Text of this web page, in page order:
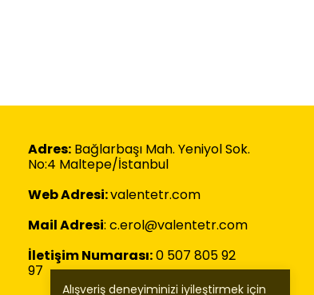
Alışveriş deneyiminizi iyileştirmek için
Adres: Bağlarbaşı Mah. Yeniyol Sok.
No:4 Maltepe/İstanbul
Web Adresi:valentetr.com
Mail Adresi: c.erol@valentetr.com
İletişim Numarası:0 507 805 92
97